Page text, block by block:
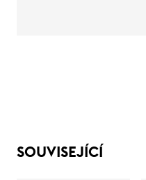
SOUVISEJÍCÍ